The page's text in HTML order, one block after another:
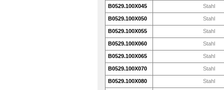
B0529.100X045 Stahl
B0529.100X050 Stahl
B0529.100X055 Stahl
B0529.100X060 Stahl
B0529.100X065 Stahl
B0529.100X070 Stahl
B0529.100X080 Stahl